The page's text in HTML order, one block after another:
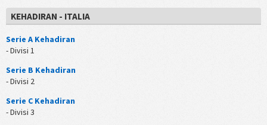
KEHADIRAN - ITALIA
Serie A Kehadiran
- Divisi 1
Serie B Kehadiran
- Divisi 2
Serie C Kehadiran
- Divisi 3